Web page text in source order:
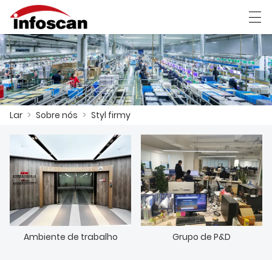
LAR
PRODUTOS
NOTÍCIAS
MOSTRA DE FÁBRICA
CONTATE-NOS
العربية 中文 Deutsch Ελληνική γλώσσα
Lar > Sobre nós > Styl firmy
Ambiente de trabalho Grupo de P&D